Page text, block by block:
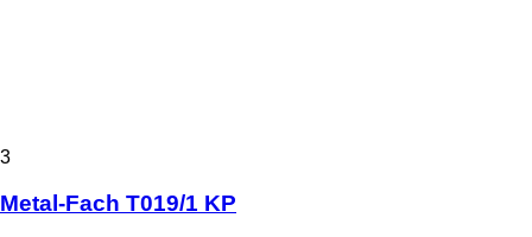
3
Metal-Fach T019/1 KP